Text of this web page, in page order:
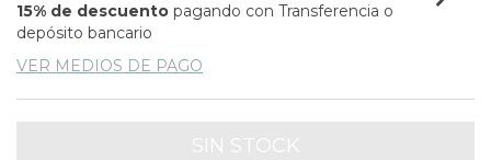
15% de descuento pagando con Transferencia o
depósito bancario
VER MEDIOS DE PAGO